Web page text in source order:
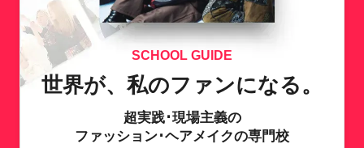
SCHOOL GUIDE
世界が、私のファンになる。
超実践･現場主義の
ファッション･ヘアメイクの専門校